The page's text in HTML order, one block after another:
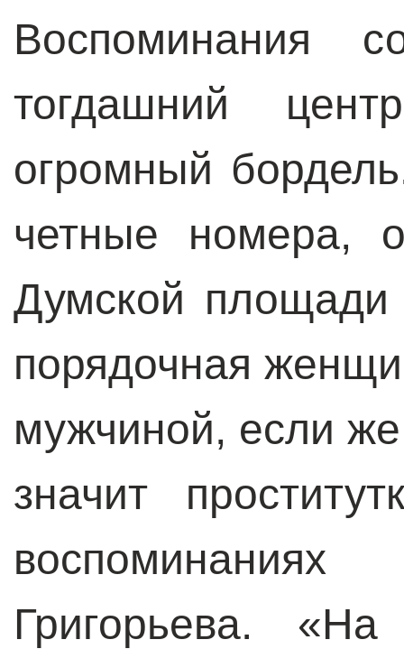
Воспоминания
тогдашний
огромный
четные номера,
Думской
порядочная
мужчиной, если
значит
Григорьева.